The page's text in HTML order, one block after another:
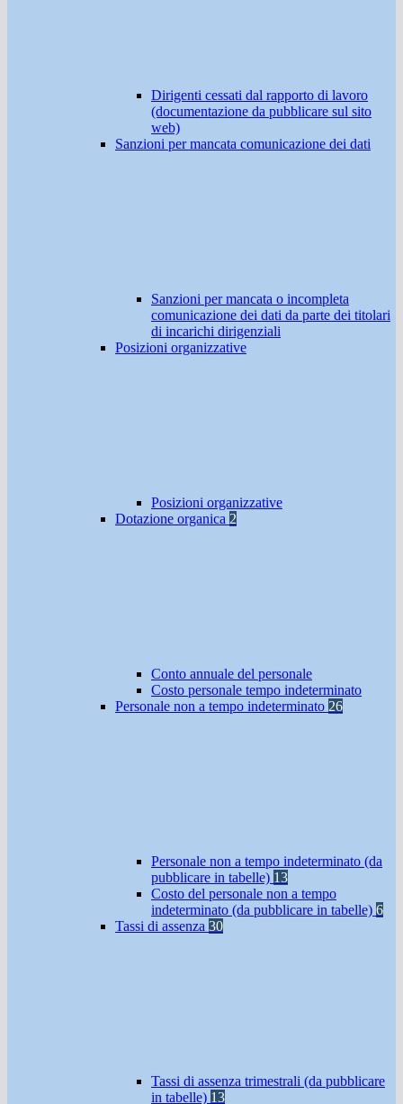
Dirigenti cessati dal rapporto di lavoro
(documentazione da pubblicare sul sito
web)
Sanzioni per mancata comunicazione dei dati
Sanzioni per mancata o incompleta
comunicazione dei dati da parte dei titolari
di incarichi dirigenziali
Posizioni organizzative
Posizioni organizzative
Dotazione organica 2
Conto annuale del personale
Costo personale tempo indeterminato
Personale non a tempo indeterminato 26
Personale non a tempo indeterminato (da
pubblicare in tabelle) 13
Costo del personale non a tempo
indeterminato (da pubblicare in tabelle) 6
Tassi di assenza 30
Tassi di assenza trimestrali (da pubblicare
in tabelle) 13